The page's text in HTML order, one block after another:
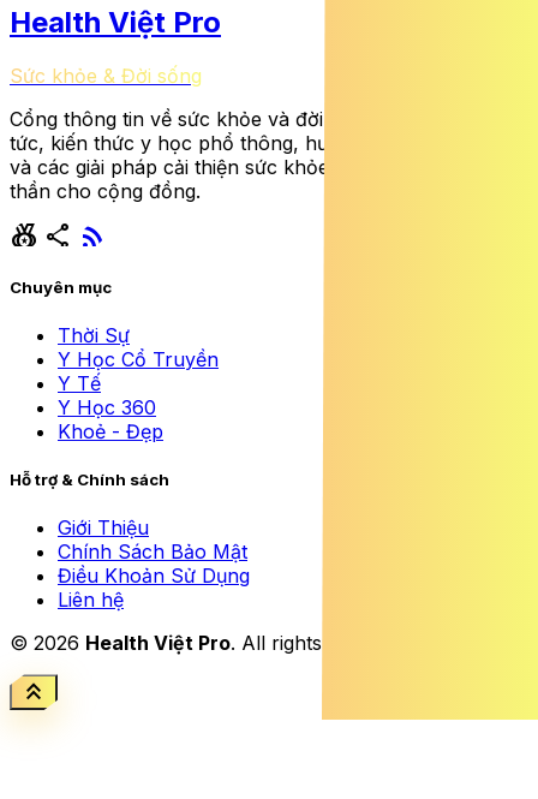
Health Việt Pro
Sức khỏe & Đời sống
Cổng thông tin về sức khỏe và đời sống cung cấp tin
tức, kiến thức y học phổ thông, hướng dẫn dinh dưỡng
và các giải pháp cải thiện sức khỏe thể chất lẫn tinh
thần cho cộng đồng.
social_leaderboard share rss_feed
Chuyên mục
Thời Sự
Y Học Cổ Truyền
Y Tế
Y Học 360
Khoẻ - Đẹp
Hỗ trợ & Chính sách
Giới Thiệu
Chính Sách Bảo Mật
Điều Khoản Sử Dụng
Liên hệ
© 2026 Health Việt Pro. All rights reserved.
keyboard_double_arrow_up